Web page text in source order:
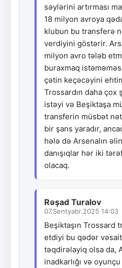
səylərini artırması
18 milyon avroya
klubun bu transferə
verdiyini göstərir.
milyon avro tələb
buraxmaq istəməməsi
çətin keçəcəyini
Trossardın daha çox
istəyi və Beşiktaşa
transferin müsbət
bir şans yaradır,
hələ də Arsenalın
danışıqlar hər iki
olacaq.
Rəşad Turalov
07.Sentyabr.2025 14:03
Beşiktaşın Trossard
etdiyi bu qədər
təqdirəlayiq olsa da,
inadkarlığı və